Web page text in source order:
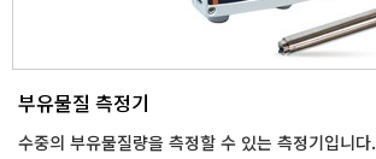
부유물질 측정기
수중의 부유물질량을 측정할 수 있는 측정기입니다.